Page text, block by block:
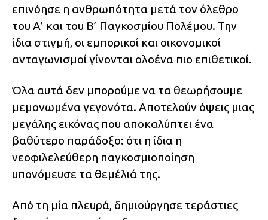
επινόησε η ανθρωπότητα μετά τον όλεθρο
του Α’ και του Β’ Παγκοσμίου Πολέμου. Την
ίδια στιγμή, οι εμπορικοί και οικονομικοί
ανταγωνισμοί γίνονται ολοένα πιο επιθετικοί.
Όλα αυτά δεν μπορούμε να τα θεωρήσουμε
μεμονωμένα γεγονότα. Αποτελούν όψεις μιας
μεγάλης εικόνας που αποκαλύπτει ένα
βαθύτερο παράδοξο: ότι η ίδια η
νεοφιλελεύθερη παγκοσμιοποίηση
υπονόμευσε τα θεμέλιά της.
Από τη μία πλευρά, δημιούργησε τεράστιες